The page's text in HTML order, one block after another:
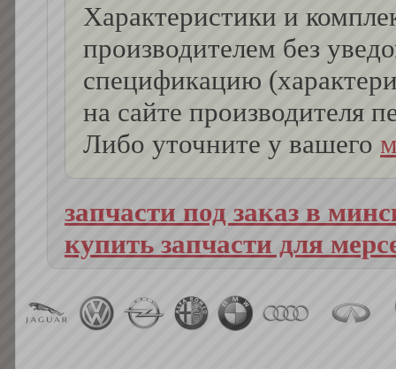
Характеристики и
производителем без
спецификацию
на сайте производителя
Либо уточните у вашего
запчасти под заказ в
купить запчасти для